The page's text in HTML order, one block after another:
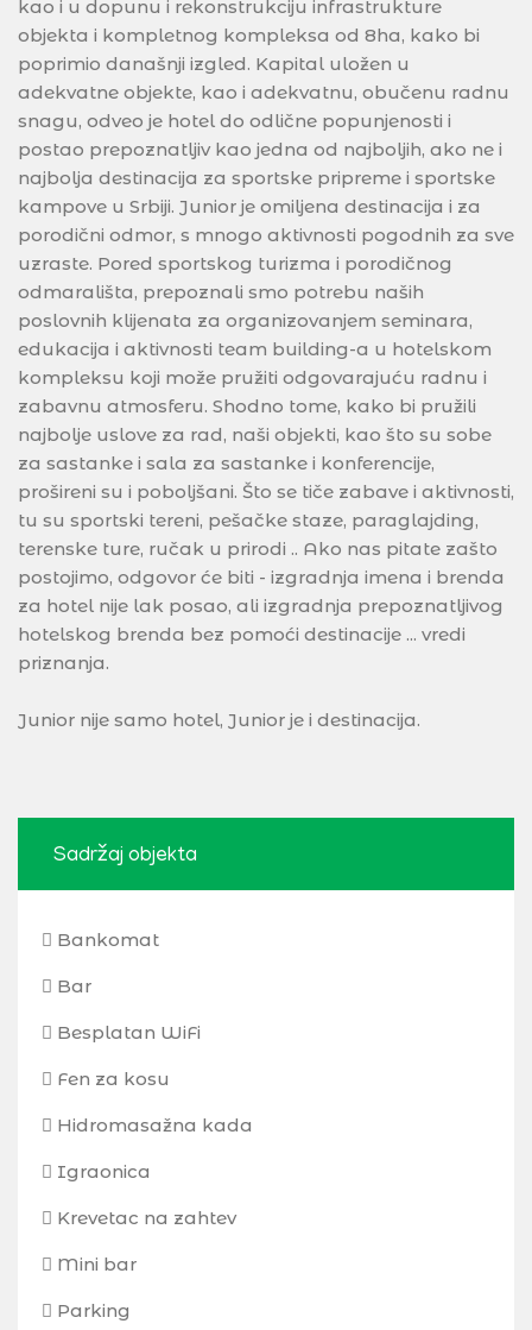
kao i u dopunu i rekonstrukciju infrastrukture
objekta i kompletnog kompleksa od 8ha, kako bi
poprimio današnji izgled. Kapital uložen u
adekvatne objekte, kao i adekvatnu, obučenu radnu
snagu, odveo je hotel do odlične popunjenosti i
postao prepoznatljiv kao jedna od najboljih, ako ne i
najbolja destinacija za sportske pripreme i sportske
kampove u Srbiji. Junior je omiljena destinacija i za
porodični odmor, s mnogo aktivnosti pogodnih za sve
uzraste. Pored sportskog turizma i porodičnog
odmarališta, prepoznali smo potrebu naših
poslovnih klijenata za organizovanjem seminara,
edukacija i aktivnosti team building-a u hotelskom
kompleksu koji može pružiti odgovarajuću radnu i
zabavnu atmosferu. Shodno tome, kako bi pružili
najbolje uslove za rad, naši objekti, kao što su sobe
za sastanke i sala za sastanke i konferencije,
prošireni su i poboljšani. Što se tiče zabave i aktivnosti,
tu su sportski tereni, pešačke staze, paraglajding,
terenske ture, ručak u prirodi .. Ako nas pitate zašto
postojimo, odgovor će biti - izgradnja imena i brenda
za hotel nije lak posao, ali izgradnja prepoznatljivog
hotelskog brenda bez pomoći destinacije ... vredi
priznanja.
Junior nije samo hotel, Junior je i destinacija.
Sadržaj objekta
Bankomat
Bar
Besplatan WiFi
Fen za kosu
Hidromasažna kada
Igraonica
Krevetac na zahtev
Mini bar
Parking